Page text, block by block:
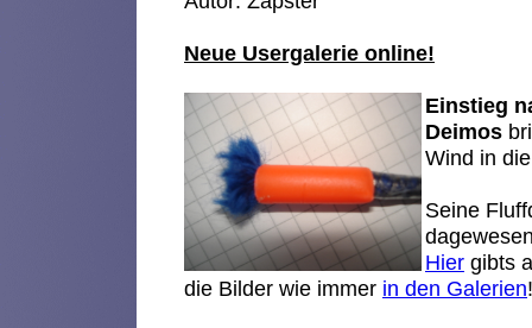
Neue Usergalerie online!
Einstieg
Deimos
Wind in
Seine
Hier gibts
die Bilder wie immer in den Galerien!